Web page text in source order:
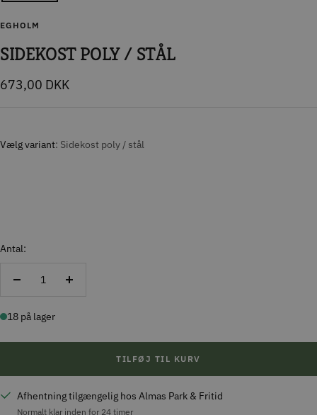
EGHOLM
SIDEKOST POLY / STÅL
Tilbudspris
673,00 DKK
Vælg variant Sidekost poly / stål
Antal:
Reducer
Forøg
18 på lager
TILFØJ TIL KURV
Afhentning tilgængelig hos Almas Park & Fritid
Normalt klar inden for 24 timer